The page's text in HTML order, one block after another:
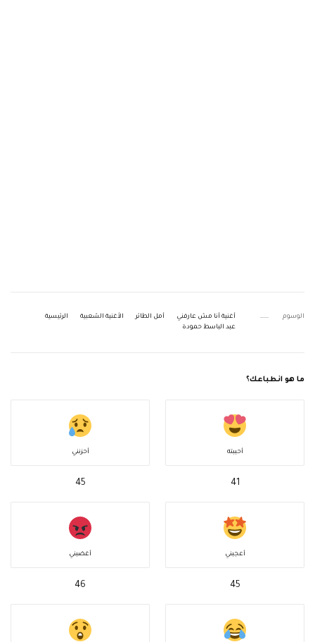
الوسوم أغنية أنا مش عارفني أمل الطائر الأغنية الشعبية
الرئيسية
عبد الباسط حمودة
ما هو انطباعك؟
أحببته
41
أحزنني
45
أعجبني
45
أغضبني
46